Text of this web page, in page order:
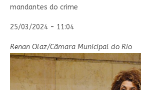
mandantes do crime
25/03/2024 - 11:04
Renan Olaz/Câmara Municipal do Rio